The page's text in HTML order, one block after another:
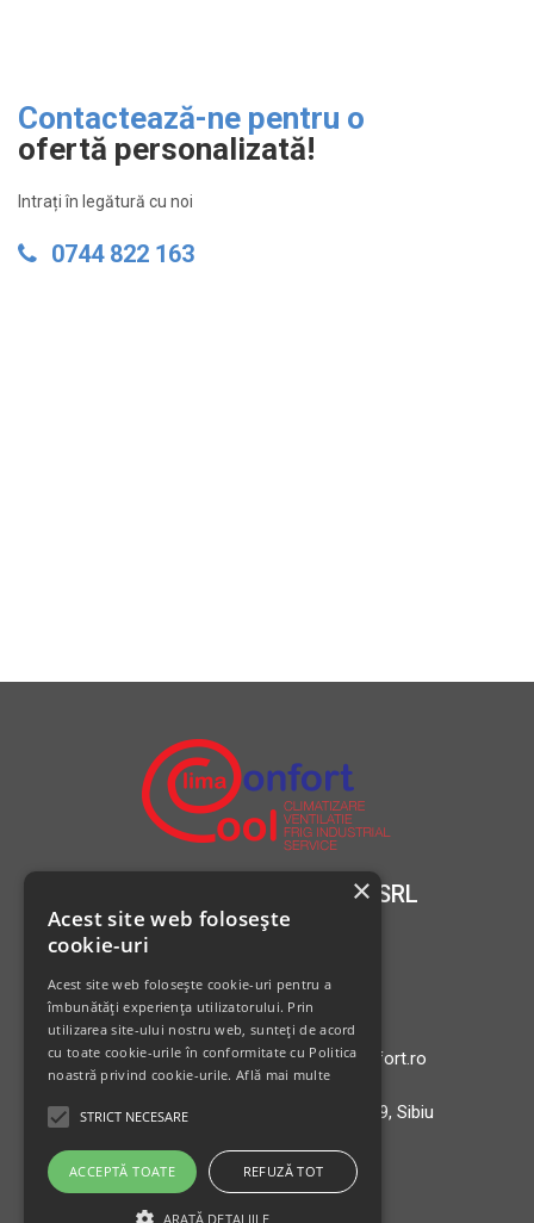
Contactează-ne pentru o
ofertă personalizată!
Intrați în legătură cu noi
0744 822 163
CLIMA COOL CONFORT SRL
Telefon: 0744 822 163
Email: office@clima-cool-confort.ro
Adresa: Strada Rusciorului, Bl.69, Sibiu
×
Acest site web folosește
cookie-uri
Acest site web folosește cookie-uri pentru a
îmbunătăți experiența utilizatorului. Prin
utilizarea site-ului nostru web, sunteți de acord
cu toate cookie-urile în conformitate cu Politica
noastră privind cookie-urile.Află mai multe
STRICT NECESARE
ACCEPTĂ TOATE REFUZĂ TOT
ARATĂ DETALIILE